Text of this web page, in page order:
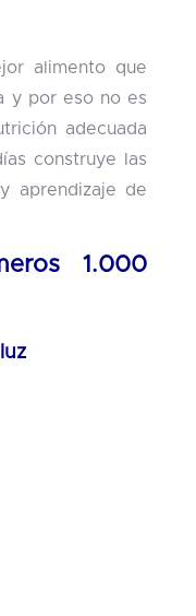
alimento que
y por eso no es
adecuada
construye las
aprendizaje de
1.000